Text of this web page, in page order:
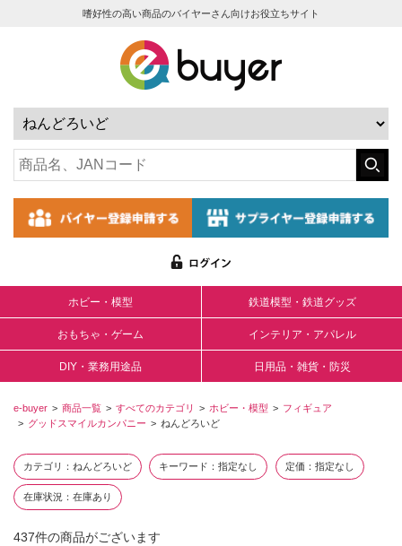
嗜好性の高い商品のバイヤーさん向けお役立ちサイト
ホビー・模型 鉄道模型・鉄道グッズ
おもちゃ・ゲーム インテリア・アパレル
DIY・業務用途品 日用品・雑貨・防災
e-buyer 商品一覧 すべてのカテゴリ ホビー・模型
フィギュア
グッドスマイルカンパニー
ねんどろいど
カテゴリ ねんどろいど キーワード 指定なし 定価 指定なし
在庫状況 在庫あり
437件の商品がございます